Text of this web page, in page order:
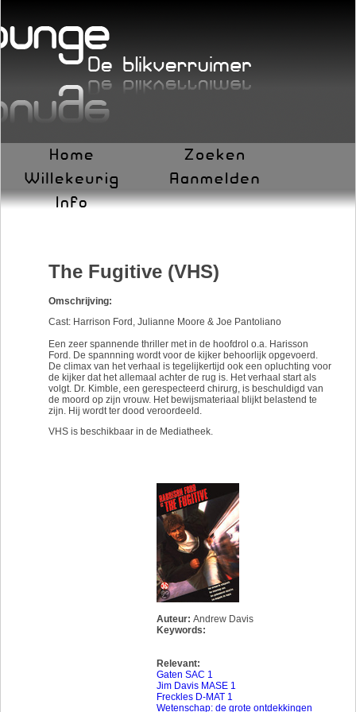
The Fugitive (VHS)
Omschrijving:
Cast: Harrison Ford, Julianne Moore & Joe Pantoliano
Een zeer spannende thriller met in de hoofdrol o.a. Harisson
Ford. De spannning wordt voor de kijker behoorlijk opgevoerd.
De climax van het verhaal is tegelijkertijd ook een opluchting voor
de kijker dat het allemaal achter de rug is. Het verhaal start als
volgt. Dr. Kimble, een gerespecteerd chirurg, is beschuldigd van
de moord op zijn vrouw. Het bewijsmateriaal blijkt belastend te
zijn. Hij wordt ter dood veroordeeld.
VHS is beschikbaar in de Mediatheek.
Auteur: Andrew Davis
Keywords:
Relevant:
Gaten SAC 1
Jim Davis MASE 1
Freckles D-MAT 1
Wetenschap: de grote ontdekkingen